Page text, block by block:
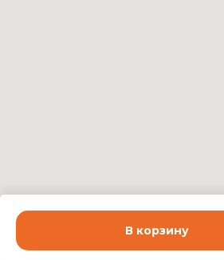
В корзину